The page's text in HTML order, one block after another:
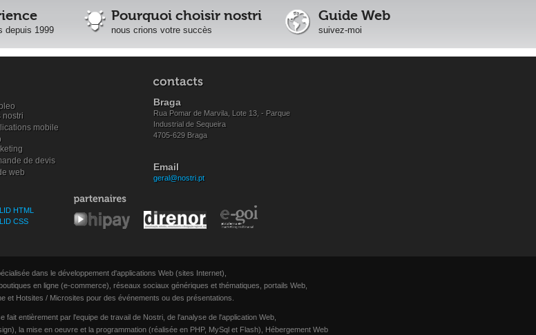
depuis 1999
Pourquoi choisir nostri
nous crions votre succès
Guide Web
suivez-moi
nostri
mobile
de devis
web
Braga
Rua Pomar de Marvila, Lote 13, - Parque
Industrial de Sequeira
4705-629 Braga
Email
geral@nostri.pt
HTML
CSS
dans le développement d'applications Web (sites Internet),
en ligne (e-commerce), réseaux sociaux génériques et thématiques, portails Web,
et Hotsites / Microsites pour des événements ou des présentations.
fait entièrement par l'equipe de travail de Nostri, de l'analyse de l'application Web,
la mise en oeuvre et la programmation (réalisée en PHP, MySql et Flash), Hébergement Web